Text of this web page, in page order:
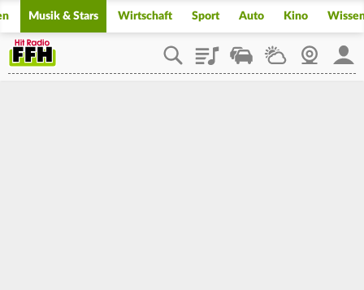
Musik & Stars Wirtschaft Sport Auto Kino
PlaylistStaupilotWetterWebcam